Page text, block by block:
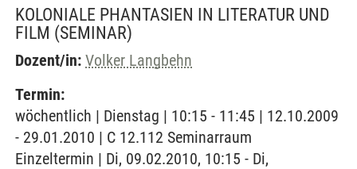
KOLONIALE PHANTASIEN IN LITERATUR UND
FILM (SEMINAR)
Dozent/in: Volker Langbehn
Termin:
wöchentlich | Dienstag | 10:15 - 11:45 | 12.10.2009
- 29.01.2010 | C 12.112 Seminarraum
Einzeltermin | Di, 09.02.2010, 10:15 - Di,